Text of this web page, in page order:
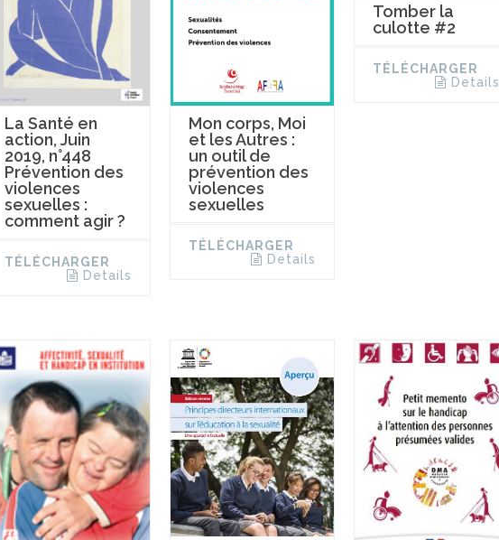
La Santé en
action, Juin
2019, n°448
Prévention des
violences
sexuelles :
comment agir ?
TÉLÉCHARGER
Details
Mon corps, Moi
et les Autres :
un outil de
prévention des
violences
sexuelles
TÉLÉCHARGER
Details
Tomber la
culotte #2
TÉLÉCHARGER
Details